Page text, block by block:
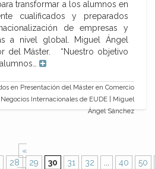
transformar a los alumnos en
cualificados y preparados
de empresas y
a nivel global. Miguel Ángel
del Máster. “Nuestro objetivo
en Presentación del Máster en Comercio
Internacionales de EUDE | Miguel
Ángel Sánchez
«
28 29 30 31 32 40
50